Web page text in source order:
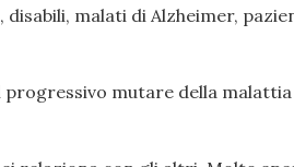
malati di Alzheimer,
mutare della malattia